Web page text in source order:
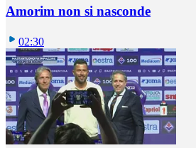
Amorim non si nasconde
02:30